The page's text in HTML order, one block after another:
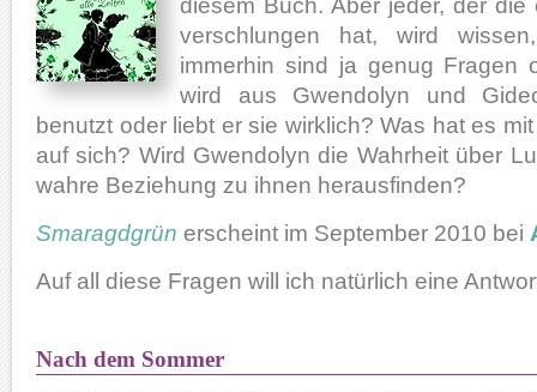
verschlungen hat, wird
immerhin sind ja genug Fragen
wird aus Gwendolyn und
benutzt oder liebt er sie wirklich? Was hat es
auf sich? Wird Gwendolyn die Wahrheit über
wahre Beziehung zu ihnen herausfinden?
Smaragdgrün erscheint im September 2010 bei
Auf all diese Fragen will ich natürlich eine
Nach dem Sommer